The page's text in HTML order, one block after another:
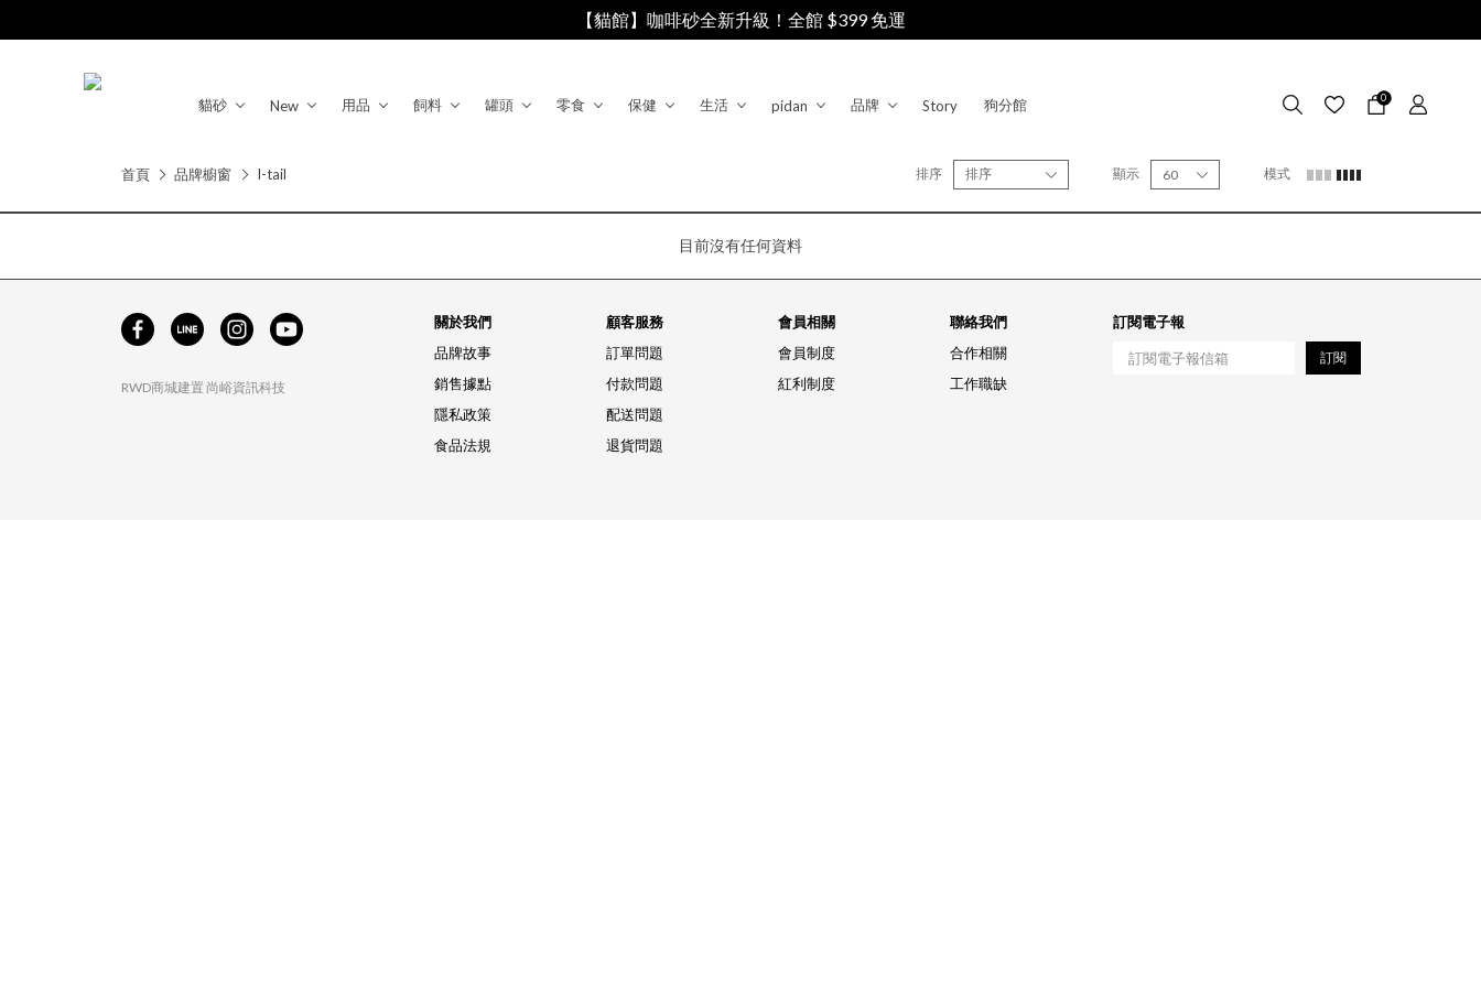
【貓館】咖啡砂全新升級！全館 $399 免運
0
貓砂 New 用品 飼料 罐頭 零食 保健 生活 pidan 品牌 Story 狗分館
首頁 品牌櫥窗 I-tail 排序 排序 顯示 60 模式
目前沒有任何資料
RWD商城建置 尚峪資訊科技
關於我們
品牌故事
銷售據點
隱私政策
食品法規
顧客服務
訂單問題
付款問題
配送問題
退貨問題
會員相關
會員制度
紅利制度
聯絡我們
合作相關
工作職缺
訂閱電子報
訂閱